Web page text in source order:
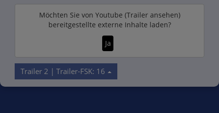
Möchten Sie von Youtube (Trailer ansehen)
bereitgestellte externe Inhalte laden?
Ja
Trailer 2 | Trailer-FSK: 16